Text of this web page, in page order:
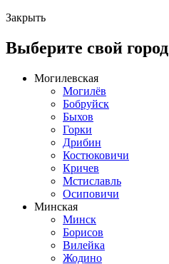
Закрыть
Выберите свой город
Могилевская
Могилёв
Бобруйск
Быхов
Горки
Дрибин
Костюковичи
Кричев
Мстиславль
Осиповичи
Минская
Минск
Борисов
Вилейка
Жодино